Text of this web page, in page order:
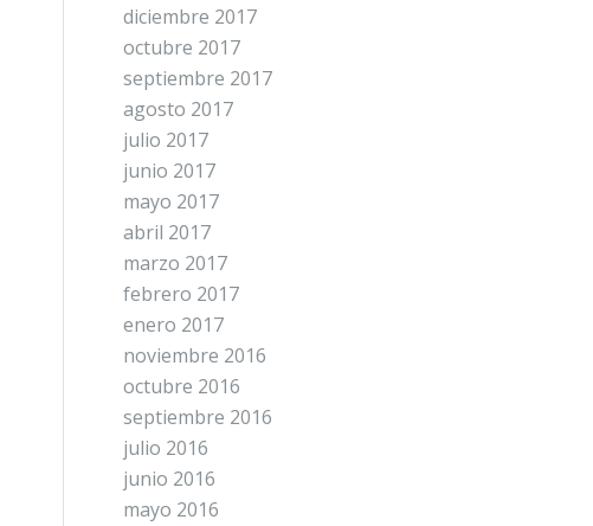
diciembre 2017
octubre 2017
septiembre 2017
agosto 2017
julio 2017
junio 2017
mayo 2017
abril 2017
marzo 2017
febrero 2017
enero 2017
noviembre 2016
octubre 2016
septiembre 2016
julio 2016
junio 2016
mayo 2016